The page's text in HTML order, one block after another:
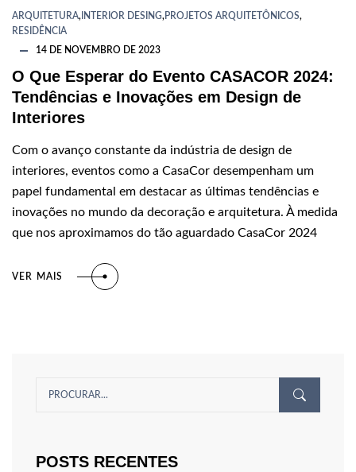
ARQUITETURA, INTERIOR DESING, PROJETOS ARQUITETÔNICOS,
RESIDÊNCIA
14 DE NOVEMBRO DE 2023
O Que Esperar do Evento CASACOR 2024:
Tendências e Inovações em Design de
Interiores
Com o avanço constante da indústria de design de
interiores, eventos como a CasaCor desempenham um
papel fundamental em destacar as últimas tendências e
inovações no mundo da decoração e arquitetura. À medida
que nos aproximamos do tão aguardado CasaCor 2024
VER MAIS
POSTS RECENTES